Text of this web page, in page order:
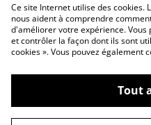
Livraison
©2026Près du feu
Ce site Internet utilise des cookies.
nous aident à comprendre
d'améliorer votre expérience. Vous
et contrôler la façon dont ils sont
cookies ». Vous pouvez également
Tout